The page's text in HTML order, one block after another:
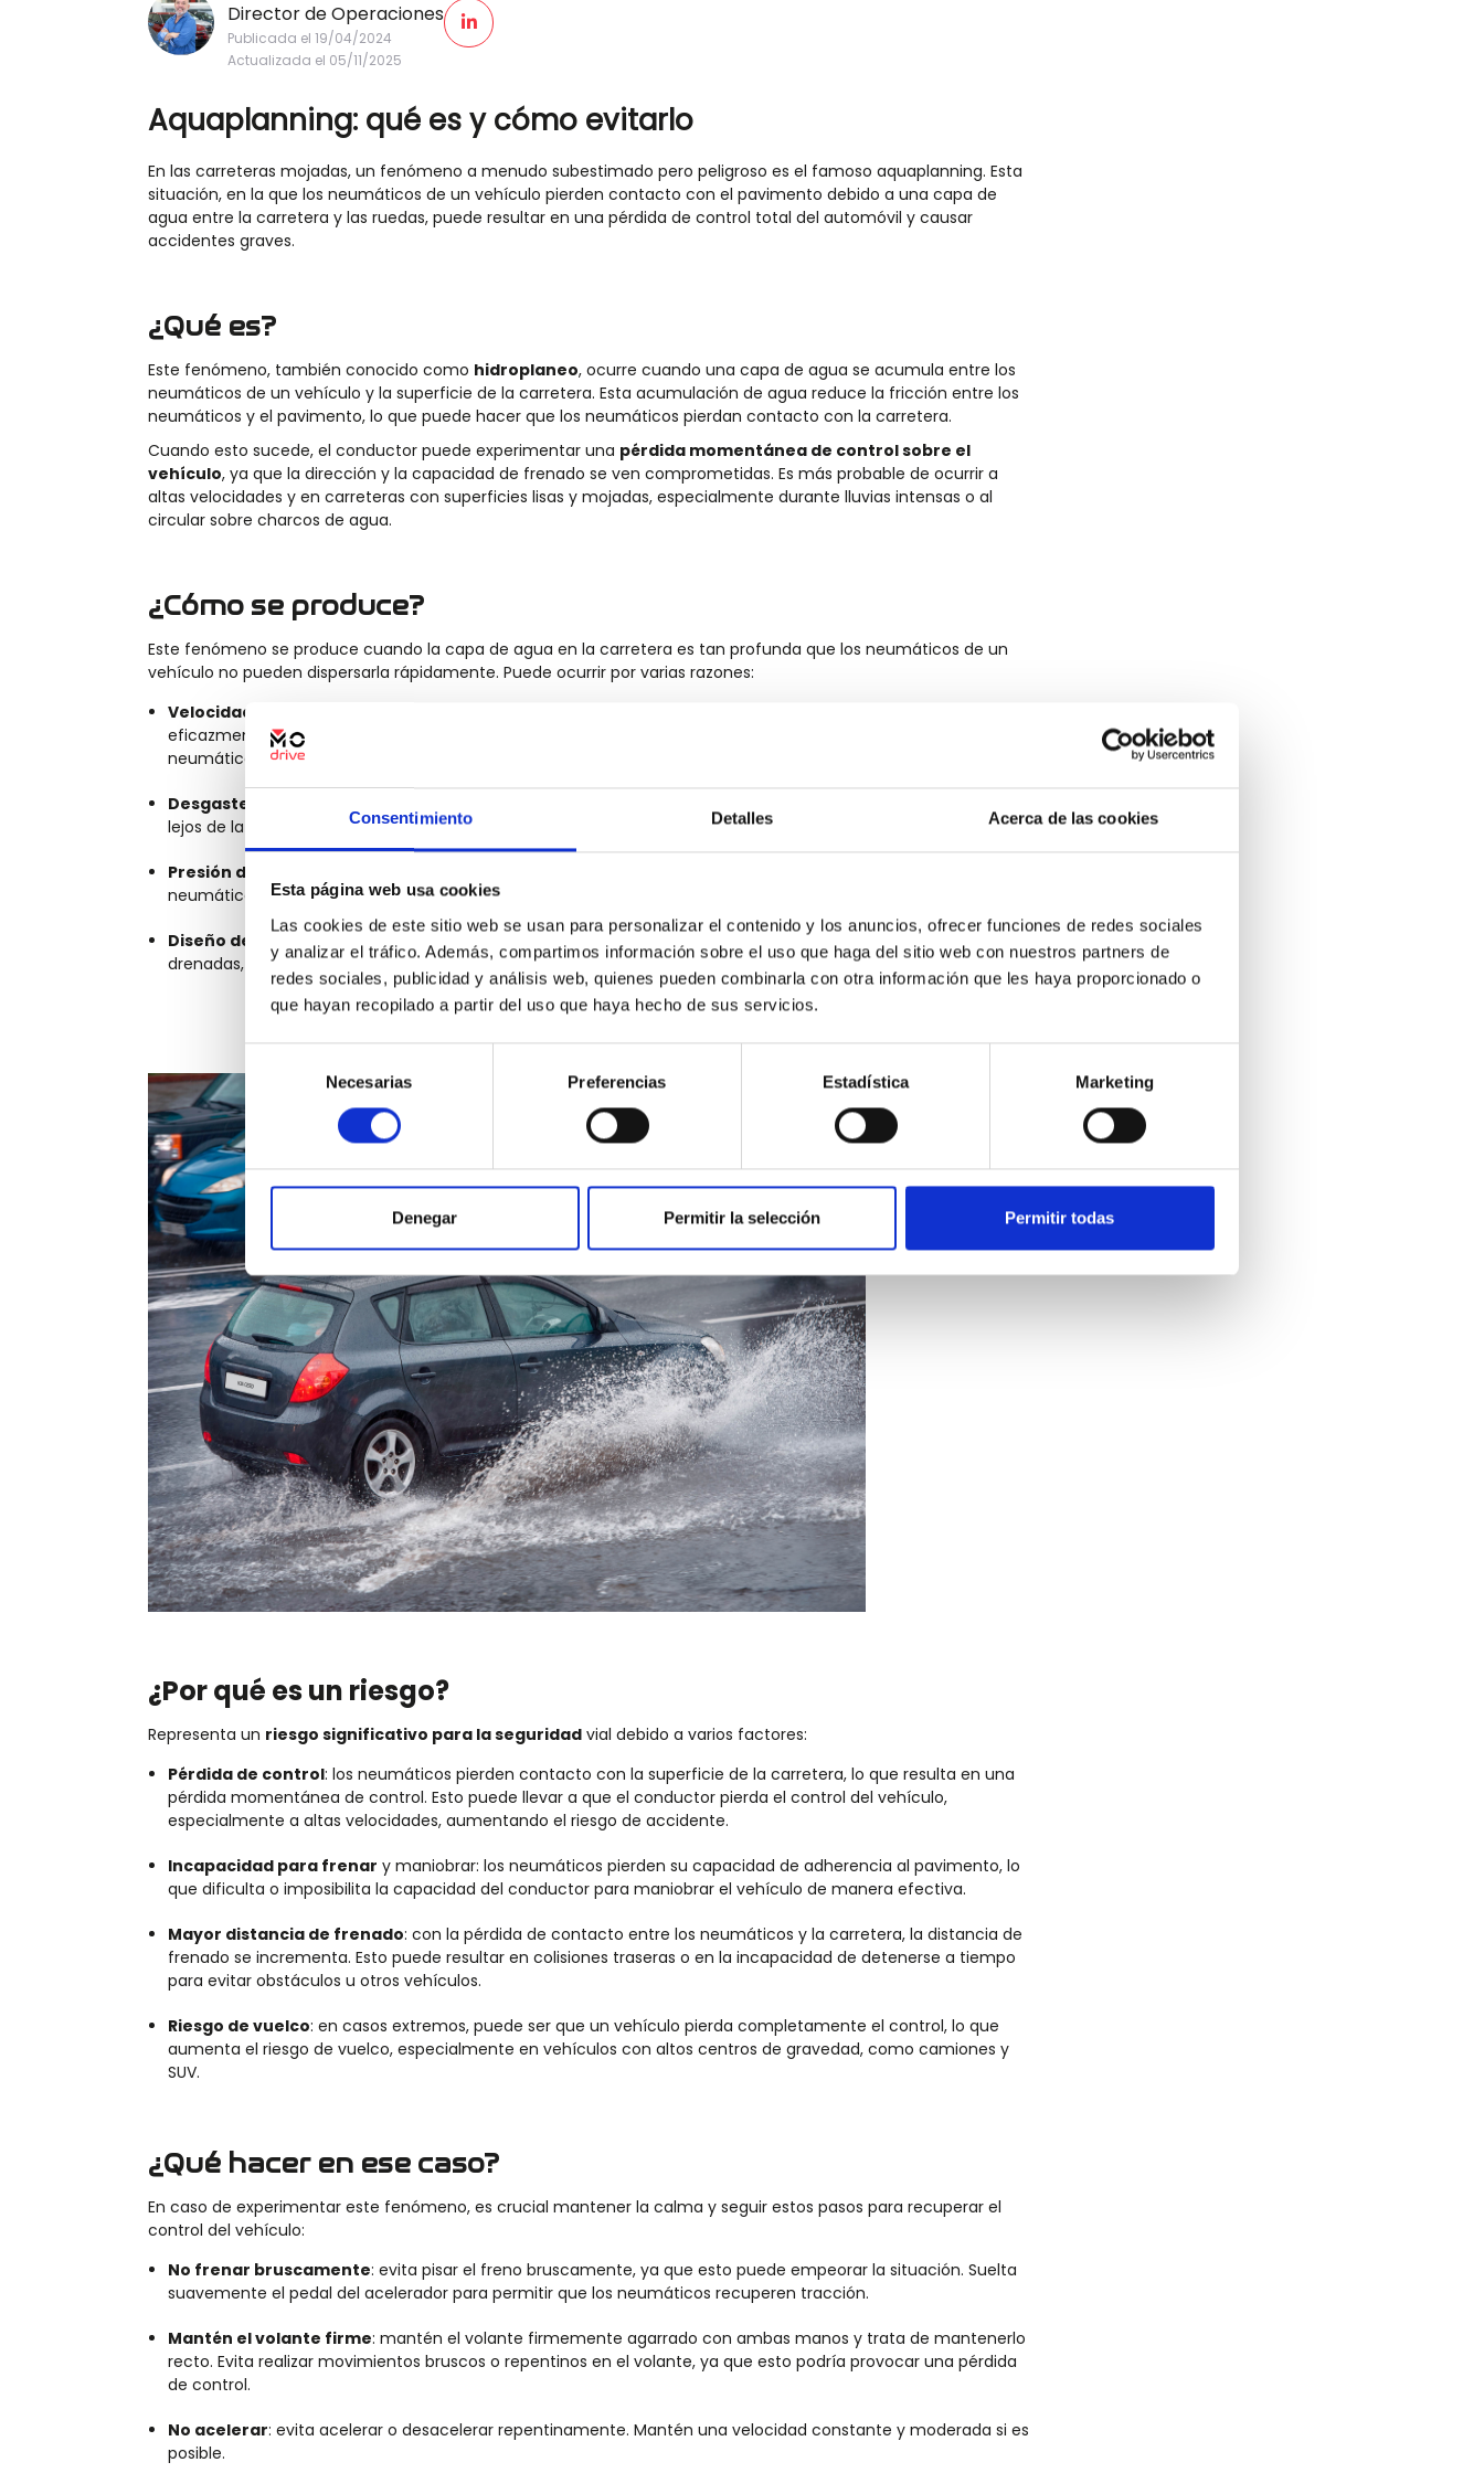
Consentimiento Detalles Acerca de las cookies
Esta página web usa cookies
Las cookies de este sitio web se usan para personalizar el contenido y los anuncios, ofrecer funciones de redes sociales
y analizar el tráfico. Además, compartimos información sobre el uso que haga del sitio web con nuestros partners de
redes sociales, publicidad y análisis web, quienes pueden combinarla con otra información que les haya proporcionado o
que hayan recopilado a partir del uso que haya hecho de sus servicios.
consentimiento
Necesarias Preferencias Estadística Marketing
Denegar Permitir la selección Permitir todas
Director de Operaciones
Publicada el 19/04/2024
Actualizada el 05/11/2025
Aquaplanning: qué es y cómo evitarlo
En las carreteras mojadas, un fenómeno a menudo subestimado pero peligroso es el famoso aquaplanning. Esta
situación, en la que los neumáticos de un vehículo pierden contacto con el pavimento debido a una capa de
agua entre la carretera y las ruedas, puede resultar en una pérdida de control total del automóvil y causar
accidentes graves.
¿Qué es?
Este fenómeno, también conocido como hidroplaneo, ocurre cuando una capa de agua se acumula entre los
neumáticos de un vehículo y la superficie de la carretera. Esta acumulación de agua reduce la fricción entre los
neumáticos y el pavimento, lo que puede hacer que los neumáticos pierdan contacto con la carretera.
Cuando esto sucede, el conductor puede experimentar una pérdida momentánea de control sobre el
vehículo, ya que la dirección y la capacidad de frenado se ven comprometidas. Es más probable de ocurrir a
altas velocidades y en carreteras con superficies lisas y mojadas, especialmente durante lluvias intensas o al
circular sobre charcos de agua.
¿Cómo se produce?
Este fenómeno se produce cuando la capa de agua en la carretera es tan profunda que los neumáticos de un
vehículo no pueden dispersarla rápidamente. Puede ocurrir por varias razones:
Velocidad y profundidad del agua
eficazmente el agua debajo de ellos. Si la profundidad del agua es suficiente para llenar los surcos de los
neumáticos, se crea una barrera entre el caucho del neumático y la superficie de la carretera.
Desgaste de los neumáticos
lejos de la superficie del neumático.
Presión de los neumáticos
neumático para dispersar agua correctamente.
Diseño de la carretera :las carreteras con pendientes transversales, especialmente aquellas que están mal
drenadas, pueden crear áreas donde el agua se acumule más fácilmente.
¿Por qué es un riesgo?
Representa un riesgo significativo para la seguridad vial debido a varios factores:
Pérdida de control: los neumáticos pierden contacto con la superficie de la carretera, lo que resulta en una
pérdida momentánea de control. Esto puede llevar a que el conductor pierda el control del vehículo,
especialmente a altas velocidades, aumentando el riesgo de accidente.
Incapacidad para frenar y maniobrar: los neumáticos pierden su capacidad de adherencia al pavimento, lo
que dificulta o imposibilita la capacidad del conductor para maniobrar el vehículo de manera efectiva.
Mayor distancia de frenado: con la pérdida de contacto entre los neumáticos y la carretera, la distancia de
frenado se incrementa. Esto puede resultar en colisiones traseras o en la incapacidad de detenerse a tiempo
para evitar obstáculos u otros vehículos.
Riesgo de vuelco: en casos extremos, puede ser que un vehículo pierda completamente el control, lo que
aumenta el riesgo de vuelco, especialmente en vehículos con altos centros de gravedad, como camiones y
SUV.
¿Qué hacer en ese caso?
En caso de experimentar este fenómeno, es crucial mantener la calma y seguir estos pasos para recuperar el
control del vehículo:
No frenar bruscamente: evita pisar el freno bruscamente, ya que esto puede empeorar la situación. Suelta
suavemente el pedal del acelerador para permitir que los neumáticos recuperen tracción.
Mantén el volante firme: mantén el volante firmemente agarrado con ambas manos y trata de mantenerlo
recto. Evita realizar movimientos bruscos o repentinos en el volante, ya que esto podría provocar una pérdida
de control.
No acelerar: evita acelerar o desacelerar repentinamente. Mantén una velocidad constante y moderada si es
posible.